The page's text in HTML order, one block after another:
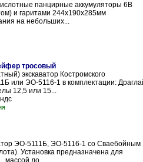
панцирные аккумуляторы 6В
и гаритами 244х190х285мм
на небольших...
тросовый
экскаватор Костромского
или ЭО-5116-1 в комплектации:
12,5 или 15...
ЭО-5111Б, ЭО-5116-1 со Сваебойным
Установка предназначена для
массой до...